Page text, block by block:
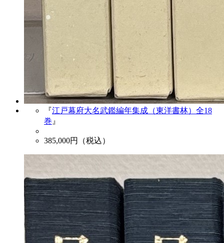
『江戸幕府大名武鑑編年集成（東洋書林）全18
巻 』
385,000円（税込）